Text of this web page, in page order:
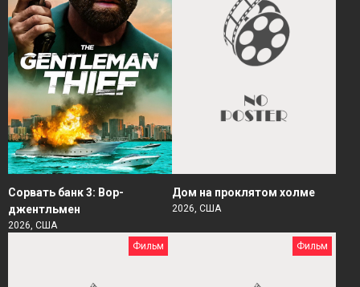
Сорвать банк 3: Вор-
джентльмен
2026, США
Дом на проклятом холме
2026, США
Фильм Фильм